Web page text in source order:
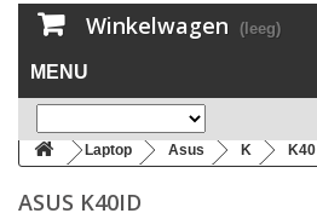
Winkelwagen (leeg)
MENU
Laptop Asus K K40
ASUS K40ID